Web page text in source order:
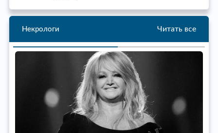
Некрологи Читать все